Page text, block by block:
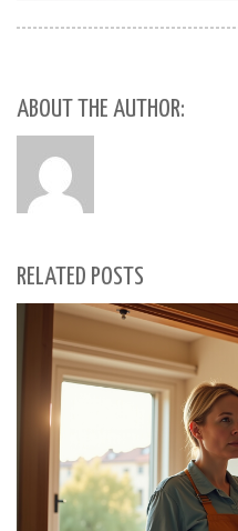
ABOUT THE AUTHOR:
RELATED POSTS